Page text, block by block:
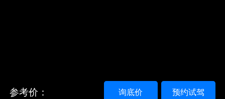
参考价： 预约试驾
询底价